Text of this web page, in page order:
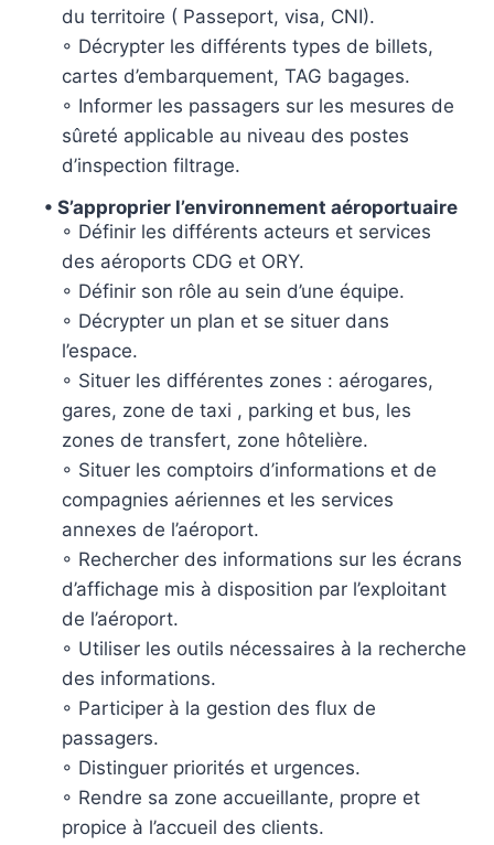
du territoire ( Passeport, visa, CNI).
◦ Décrypter les différents types de billets,
cartes d’embarquement, TAG bagages.
◦ Informer les passagers sur les mesures de
sûreté applicable au niveau des postes
d’inspection filtrage.
• S’approprier l’environnement aéroportuaire
◦ Définir les différents acteurs et services
des aéroports CDG et ORY.
◦ Définir son rôle au sein d’une équipe.
◦ Décrypter un plan et se situer dans
l’espace.
◦ Situer les différentes zones : aérogares,
gares, zone de taxi , parking et bus, les
zones de transfert, zone hôtelière.
◦ Situer les comptoirs d’informations et de
compagnies aériennes et les services
annexes de l’aéroport.
◦ Rechercher des informations sur les écrans
d’affichage mis à disposition par l’exploitant
de l’aéroport.
◦ Utiliser les outils nécessaires à la recherche
des informations.
◦ Participer à la gestion des flux de
passagers.
◦ Distinguer priorités et urgences.
◦ Rendre sa zone accueillante, propre et
propice à l’accueil des clients.